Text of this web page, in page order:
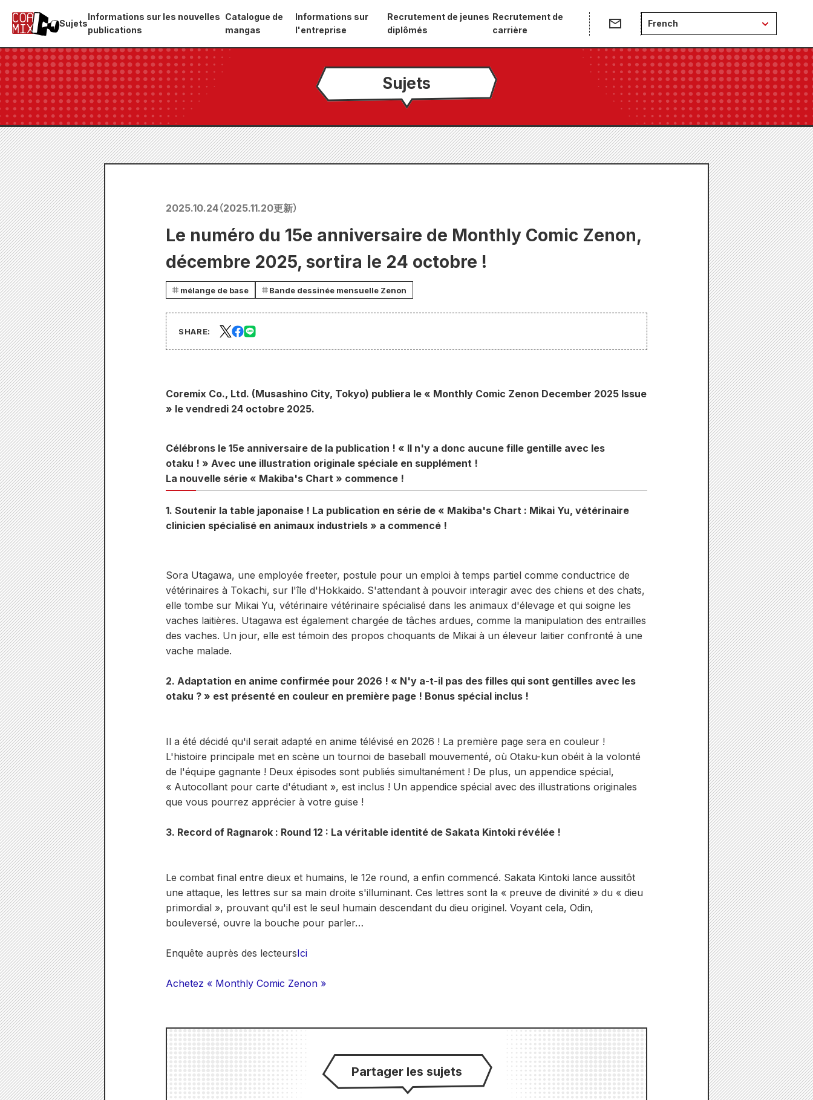
Sujets
Informations sur les nouvelles
publications
Catalogue de
mangas
Informations sur
l'entreprise
Recrutement de jeunes
diplômés
Recrutement de
carrière
French
Sujets
2025.10.24（2025.11.20更新）
Le numéro du 15e anniversaire de Monthly Comic Zenon,
décembre 2025, sortira le 24 octobre !
mélange de base Bande dessinée mensuelle Zenon
SHARE:
Coremix Co., Ltd. (Musashino City, Tokyo) publiera le « Monthly Comic Zenon December 2025 Issue
» le vendredi 24 octobre 2025.
Célébrons le 15e anniversaire de la publication ! « Il n'y a donc aucune fille gentille avec les
otaku ! » Avec une illustration originale spéciale en supplément !
La nouvelle série « Makiba's Chart » commence !
1. Soutenir la table japonaise ! La publication en série de « Makiba's Chart : Mikai Yu, vétérinaire
clinicien spécialisé en animaux industriels » a commencé !
Sora Utagawa, une employée freeter, postule pour un emploi à temps partiel comme conductrice de
vétérinaires à Tokachi, sur l'île d'Hokkaido. S'attendant à pouvoir interagir avec des chiens et des chats,
elle tombe sur Mikai Yu, vétérinaire vétérinaire spécialisé dans les animaux d'élevage et qui soigne les
vaches laitières. Utagawa est également chargée de tâches ardues, comme la manipulation des entrailles
des vaches. Un jour, elle est témoin des propos choquants de Mikai à un éleveur laitier confronté à une
vache malade.
2. Adaptation en anime confirmée pour 2026 ! « N'y a-t-il pas des filles qui sont gentilles avec les
otaku ? » est présenté en couleur en première page ! Bonus spécial inclus !
Il a été décidé qu'il serait adapté en anime télévisé en 2026 ! La première page sera en couleur !
L'histoire principale met en scène un tournoi de baseball mouvementé, où Otaku-kun obéit à la volonté
de l'équipe gagnante ! Deux épisodes sont publiés simultanément ! De plus, un appendice spécial,
« Autocollant pour carte d'étudiant », est inclus ! Un appendice spécial avec des illustrations originales
que vous pourrez apprécier à votre guise !
3. Record of Ragnarok : Round 12 : La véritable identité de Sakata Kintoki révélée !
Le combat final entre dieux et humains, le 12e round, a enfin commencé. Sakata Kintoki lance aussitôt
une attaque, les lettres sur sa main droite s'illuminant. Ces lettres sont la « preuve de divinité » du « dieu
primordial », prouvant qu'il est le seul humain descendant du dieu originel. Voyant cela, Odin,
bouleversé, ouvre la bouche pour parler…
Enquête auprès des lecteursIci
Achetez « Monthly Comic Zenon »
Partager les sujets